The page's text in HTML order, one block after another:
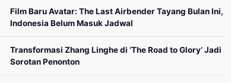
Film Baru Avatar: The Last Airbender Tayang Bulan Ini,
Indonesia Belum Masuk Jadwal
Transformasi Zhang Linghe di ‘The Road to Glory’ Jadi
Sorotan Penonton